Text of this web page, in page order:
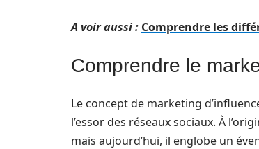
A voir aussi : Comprendre les
Comprendre le
Le concept de marketing
l’essor des réseaux sociaux. À
mais aujourd’hui, il englobe un